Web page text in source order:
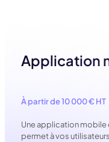
Application
À partir de 10 000 € HT
Une application mobile
permet à vos